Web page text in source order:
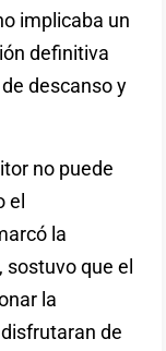
implicaba un
definitiva
descanso y
no puede
el
la
sostuvo que el
la
de